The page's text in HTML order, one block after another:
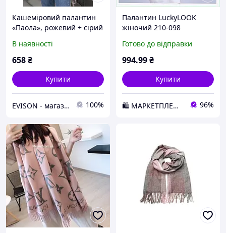
Кашеміровий палантин
«Паола», рожевий + сірий
В наявності
658₴
Купити
EVISON - магазин головних уборів 100%
Палантин LuckyLOOK
жіночий 210-098
68H8618A1
Готово до відправки
994.99₴
Купити
🛍️ МАРКЕТПЛЕЙС DMD 96%